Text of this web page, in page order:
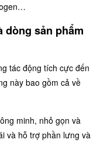
dòng sản phẩm
tác động tích cực đến
này bao gồm cả về
minh, nhỏ gọn và
và hỗ trợ phần lưng và